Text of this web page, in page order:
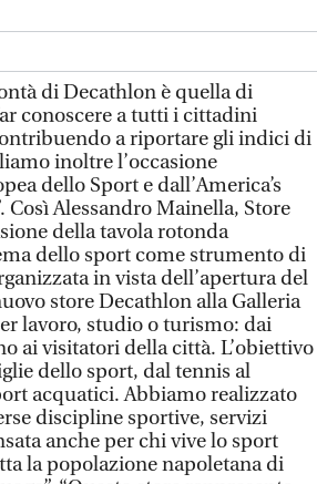
di Decathlon è quella di
conoscere a tutti i cittadini
a riportare gli indici di
inoltre l’occasione
dello Sport e dall’America’s
Così Alessandro Mainella, Store
della tavola rotonda
dello sport come strumento di
in vista dell’apertura del
store Decathlon alla Galleria
lavoro, studio o turismo: dai
ai visitatori della città. L’obiettivo
dello sport, dal tennis al
acquatici. Abbiamo realizzato
discipline sportive, servizi
anche per chi vive lo sport
la popolazione napoletana di